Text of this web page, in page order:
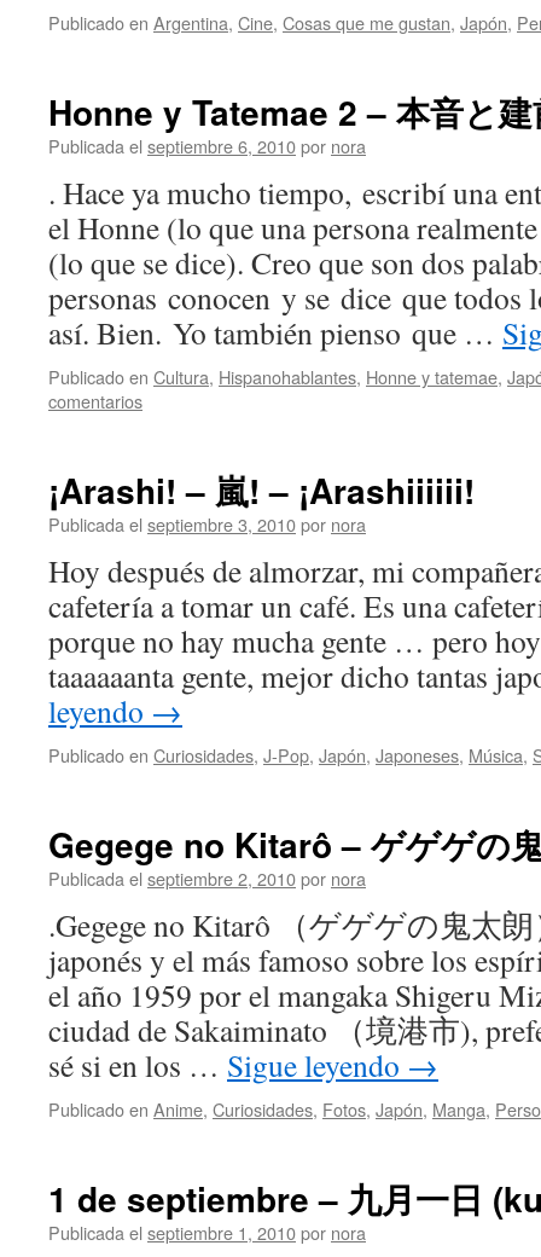
Publicado en Argentina, Cine, Cosas que me gustan, Japón,
Honne y Tatemae 2 – 本音と
Publicada el septiembre 6, 2010por nora
. Hace ya mucho tiempo, escribí una
el Honne (lo que una persona
(lo que se dice). Creo que son dos
personas conocen y se dice que todos
así. Bien. Yo también pienso que …
Publicado en Cultura, Hispanohablantes, Honne y tatemae,
comentarios
¡Arashi! – 嵐! – ¡Arashiiiiii!
Publicada el septiembre 3, 2010por nora
Hoy después de almorzar, mi
cafetería a tomar un café. Es una
porque no hay mucha gente … pero
taaaaaanta gente, mejor dicho tantas
leyendo →
Publicado en Curiosidades, J-Pop, Japón, Japoneses, Música,
Gegege no Kitarô – ゲゲゲの
Publicada el septiembre 2, 2010por nora
.Gegege no Kitarô （ゲゲゲの鬼太朗
japonés y el más famoso sobre los
el año 1959 por el mangaka Shigeru
ciudad de Sakaiminato （境港市),
sé si en los … Sigue leyendo →
Publicado en Anime, Curiosidades, Fotos, Japón, Manga,
1 de septiembre – 九月一日
Publicada el septiembre 1, 2010por nora